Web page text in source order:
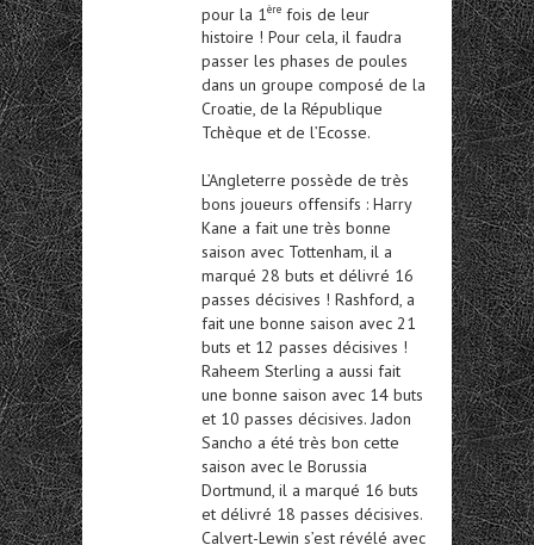
pour la 1 ère fois de leur
histoire ! Pour cela, il faudra
passer les phases de poules
dans un groupe composé de la
Croatie, de la République
Tchèque et de l’Ecosse.
L’Angleterre possède de très
bons joueurs offensifs : Harry
Kane a fait une très bonne
saison avec Tottenham, il a
marqué 28 buts et délivré 16
passes décisives ! Rashford, a
fait une bonne saison avec 21
buts et 12 passes décisives !
Raheem Sterling a aussi fait
une bonne saison avec 14 buts
et 10 passes décisives. Jadon
Sancho a été très bon cette
saison avec le Borussia
Dortmund, il a marqué 16 buts
et délivré 18 passes décisives.
Calvert-Lewin s’est révélé avec